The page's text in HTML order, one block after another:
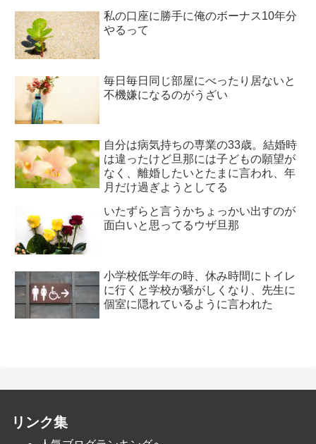
私の口座に勝手に俺のボーナス10年分
やるって
毎日毎日同じ部屋にべったり居ないと
不機嫌になるのがうざい
自分は病気持ちの専業の33歳。結婚時
は違ったけど旦那には子どもの願望が
なく、離婚したいとたまに言われ、年
月だけ過ぎようとしてる
いたずらと言うかちょっかい出すのが
面白いと思ってるウザ旦那
小学校低学年の時、休み時間にトイレ
に行くと学校が騒がしくなり、先生に
個室に隠れているように言われた
リンク集